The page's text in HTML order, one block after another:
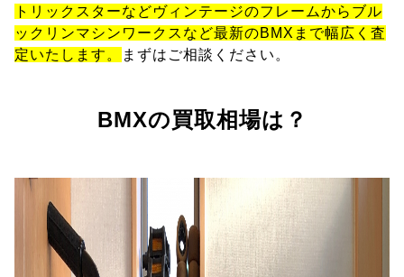
トリックスターなどヴィンテージのフレームからブル
ックリンマシンワークスなど最新のBMXまで幅広く査
定いたします。
まずはご相談ください。
BMXの買取相場は？